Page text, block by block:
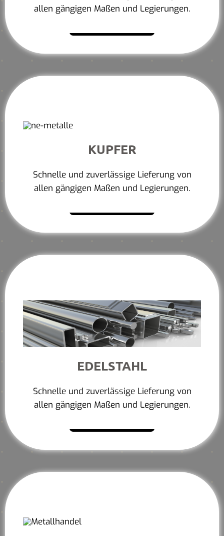
allen gängigen Maßen und Legierungen.
KUPFER
Schnelle und zuverlässige Lieferung von
allen gängigen Maßen und Legierungen.
EDELSTAHL
Schnelle und zuverlässige Lieferung von
allen gängigen Maßen und Legierungen.